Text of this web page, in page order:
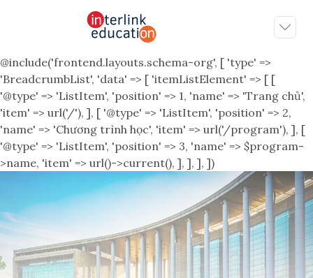
@include('frontend.layouts.schema-org', [ 'type' =>
'BreadcrumbList', 'data' => [ 'itemListElement' => [ [
'@type' => 'ListItem', 'position' => 1, 'name' => 'Trang chủ',
'item' => url('/'), ], [ '@type' => 'ListItem', 'position' => 2,
'name' => 'Chương trình học', 'item' => url('/program'), ], [
'@type' => 'ListItem', 'position' => 3, 'name' => $program-
>name, 'item' => url()->current(), ], ], ], ])